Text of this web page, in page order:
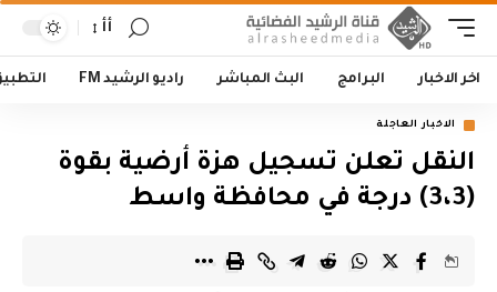
أأ
اخر الاخبار البرامج البث المباشر راديو الرشيد FM
الاخبار العاجلة
النقل تعلن تسجيل هزة أرضية بقوة
(3،3) درجة في محافظة واسط